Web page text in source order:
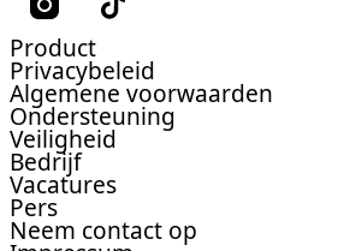
Product
Privacybeleid
Algemene voorwaarden
Ondersteuning
Veiligheid
Bedrijf
Vacatures
Pers
Neem contact op